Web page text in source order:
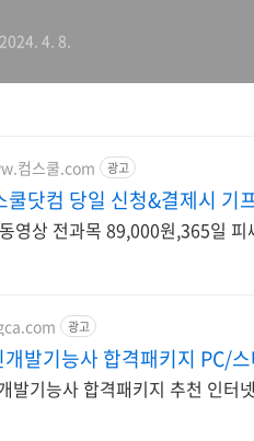
2024. 4. 8.
컴스쿨.com 광고
쿨닷컴 당일 신청&결제시 기
영상 전과목 89,000원,365일
광고
발기능사 합격패키지 PC/
발기능사 합격패키지 추천 인터